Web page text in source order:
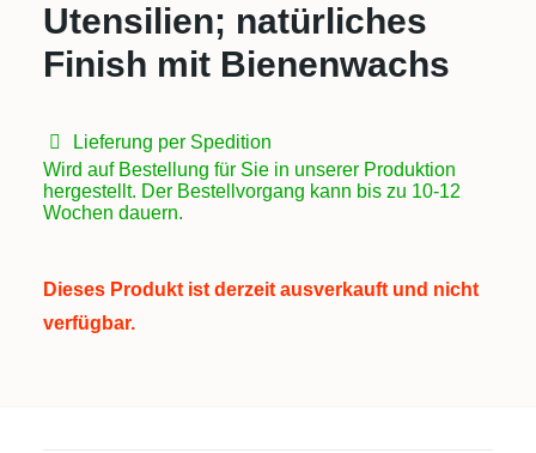
Utensilien; natürliches
Finish mit Bienenwachs
Lieferung per Spedition
Wird auf Bestellung für Sie in unserer Produktion
hergestellt. Der Bestellvorgang kann bis zu 10-12
Wochen dauern.
Dieses Produkt ist derzeit ausverkauft und nicht
verfügbar.